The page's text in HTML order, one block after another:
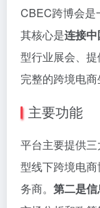
CBEC跨博会是
其核心是连接
型行业展会、
完整的跨境电商
主要功能
平台主要提供三
型线下跨境电
务商。 第二是